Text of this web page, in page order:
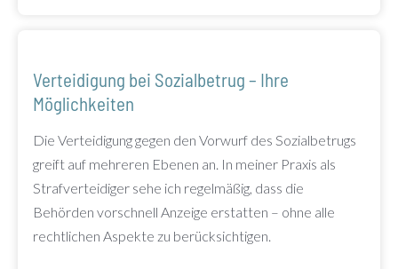
Verteidigung bei Sozialbetrug – Ihre
Möglichkeiten
Die Verteidigung gegen den Vorwurf des Sozialbetrugs
greift auf mehreren Ebenen an. In meiner Praxis als
Strafverteidiger sehe ich regelmäßig, dass die
Behörden vorschnell Anzeige erstatten – ohne alle
rechtlichen Aspekte zu berücksichtigen.